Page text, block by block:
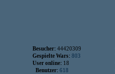
Besucher: 44420309
Gespielte Wars: 803
User online: 18
Benutzer: 618